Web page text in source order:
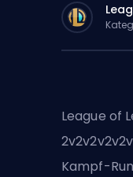
League of
Kampf-